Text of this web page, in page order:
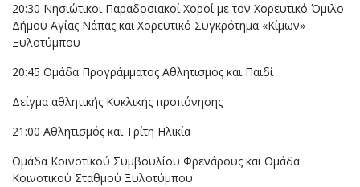
20:30 Νησιώτικοι Παραδοσιακοί Χοροί με τον Χορευτικό Όμιλο
Δήμου Αγίας Νάπας και Χορευτικό Συγκρότημα «Κίμων»
Ξυλοτύμπου
20:45 Ομάδα Προγράμματος Αθλητισμός και Παιδί
Δείγμα αθλητικής Κυκλικής προπόνησης
21:00 Αθλητισμός και Τρίτη Ηλικία
Ομάδα Κοινοτικού Συμβουλίου Φρενάρους και Ομάδα
Κοινοτικού Σταθμού Ξυλοτύμπου